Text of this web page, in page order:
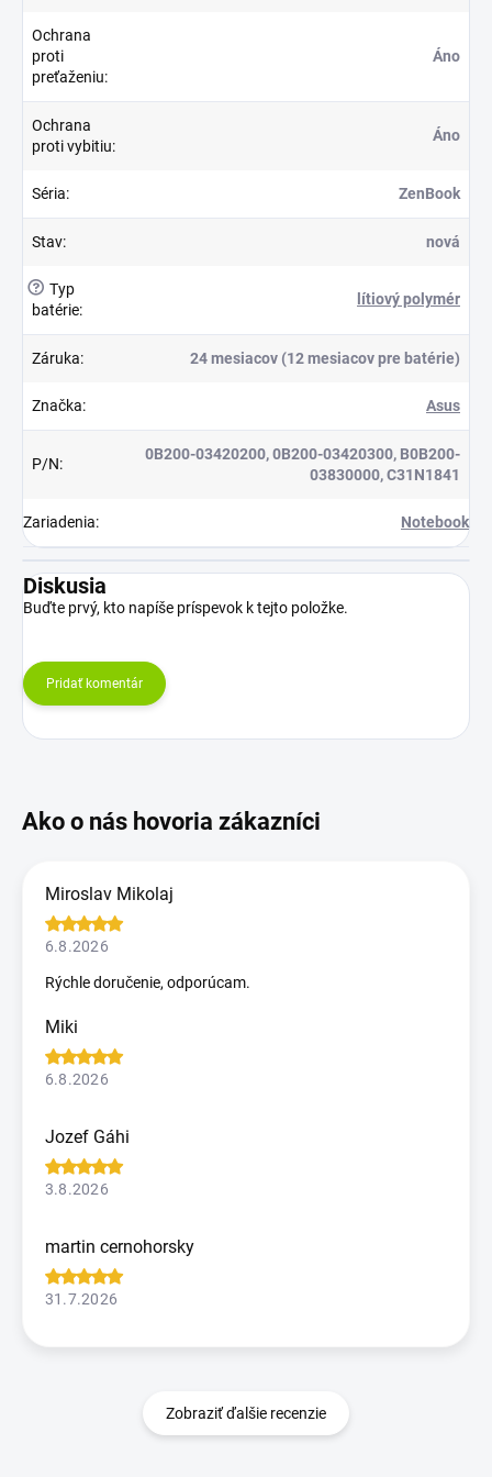
Ochrana
proti
preťaženiu:
Áno
Ochrana
proti vybitiu:
Áno
Séria: ZenBook
Stav: nová
? Typ
batérie:
lítiový polymér
Záruka: 24 mesiacov (12 mesiacov pre batérie)
Značka: Asus
P/N:
0B200-03420200, 0B200-03420300, B0B200-
03830000, C31N1841
Zariadenia: Notebook
Diskusia
Buďte prvý, kto napíše príspevok k tejto položke.
Pridať komentár
Miroslav Mikolaj
6.8.2026
Rýchle doručenie, odporúcam.
Miki
6.8.2026
Jozef Gáhi
3.8.2026
martin cernohorsky
31.7.2026
Zobraziť ďalšie recenzie